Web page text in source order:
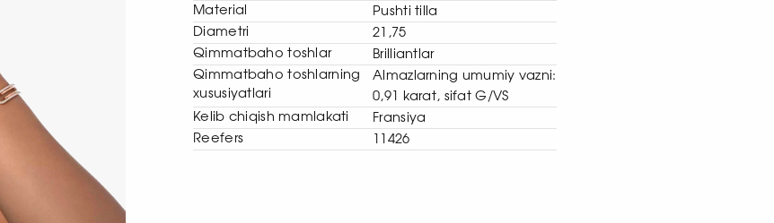
Material
Pushti tilla
Diametri
21,75
Qimmatbaho toshlar
Brilliantlar
Qimmatbaho toshlarning
xususiyatlari
Almazlarning umumiy vazni:
0,91 karat, sifat G/VS
Kelib chiqish mamlakati
Fransiya
Reefers
11426